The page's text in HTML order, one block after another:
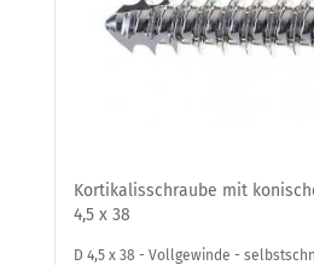
Kortikalisschraube mit
4,5 x 38
D 4,5 x 38 - Vollgewinde -